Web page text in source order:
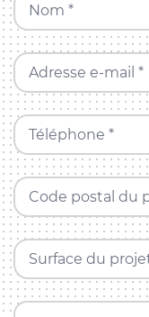
Nom *
Adresse e-mail *
Téléphone *
Code postal du
Surface du